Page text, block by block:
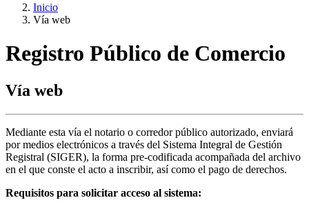
Inicio
Vía web
Registro Público de Comercio
Vía web
Mediante esta vía el notario o corredor público autorizado, enviará
por medios electrónicos a través del Sistema Integral de Gestión
Registral (SIGER), la forma pre-codificada acompañada del archivo
en el que conste el acto a inscribir, así como el pago de derechos.
Requisitos para solicitar acceso al sistema: